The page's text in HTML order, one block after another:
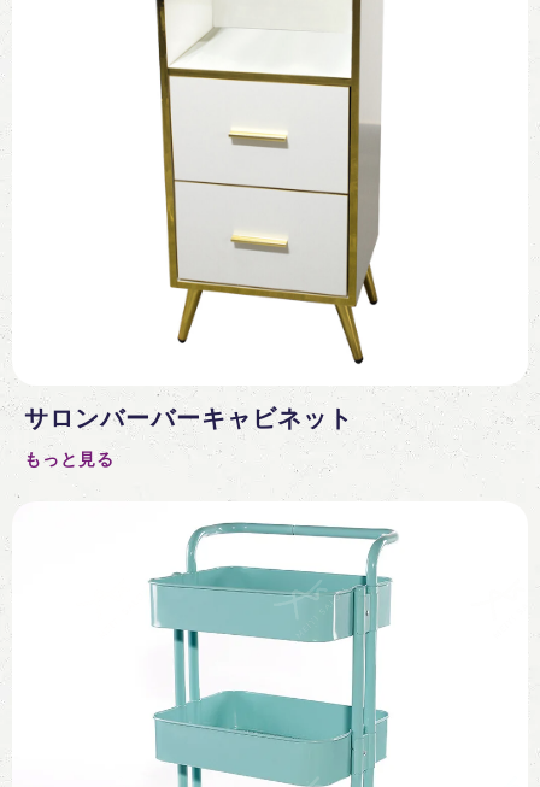
サロンバーバーキャビネット
もっと見る